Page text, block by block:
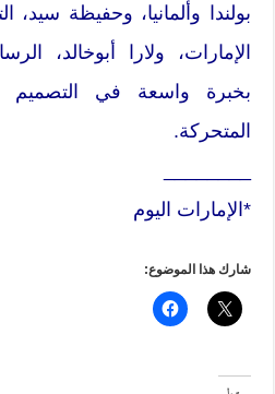
بولندا وألمانيا، وحفيظة
الإمارات، ولارا أبوخالد،
بخبرة واسعة في التصميم
المتحركة.
*الإمارات اليوم
شارك هذا الموضوع: